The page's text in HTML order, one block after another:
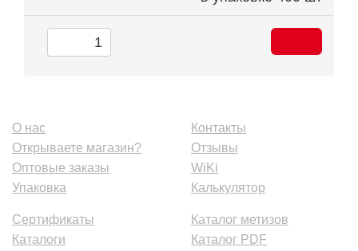
О нас
Открываете магазин?
Оптовые заказы
Упаковка
Контакты
Отзывы
WiKi
Калькулятор
Сертификаты
Каталоги
Каталог метизов
Каталог PDF